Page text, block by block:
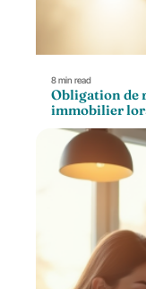
8 min read
Obligation de
immobilier